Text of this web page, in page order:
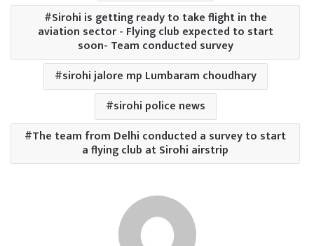
Sirohi is getting ready to take flight in the
aviation sector - Flying club expected to start
soon- Team conducted survey
sirohi jalore mp Lumbaram choudhary
sirohi police news
The team from Delhi conducted a survey to start
a flying club at Sirohi airstrip